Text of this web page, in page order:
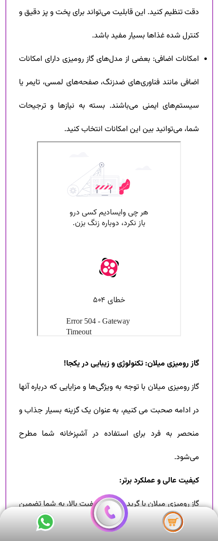
دقت تنظیم کنید. این قابلیت می‌تواند برای پخت و پز دقیق و
کنترل شده غذاها بسیار مفید باشد.
امکانات اضافی: بعضی از مدل‌های گاز رومیزی دارای امکانات
اضافی مانند فناوری‌های ضدزنگ، صفحه‌های لمسی، تایمر یا
سیستم‌های ایمنی می‌باشند. بسته به نیازها و ترجیحات
شما، می‌توانید بین این امکانات انتخاب کنید.
گاز رومیزی میلان: تکنولوژی و زیبایی در یکجا!
گاز رومیزی میلان با توجه به ویژگی‌ها و مزایایی که درباره آنها
در ادامه صحبت می کنیم، به عنوان یک گزینه بسیار جذاب و
منحصر به فرد برای استفاده در آشپزخانه شما مطرح
می‌شود.
کیفیت عالی و عملکرد برتر:
گاز رومیزی میلان با گرید انرژی A کیفیت بالا، به شما تضمین
می‌کند که از یک محصول با کیفیت عالی و عملکرد برتر